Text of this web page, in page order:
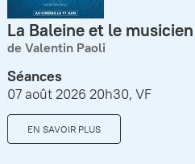
La Baleine et le musicien
de Valentin Paoli
Séances
07 août 2026 20h30, VF
EN SAVOIR PLUS